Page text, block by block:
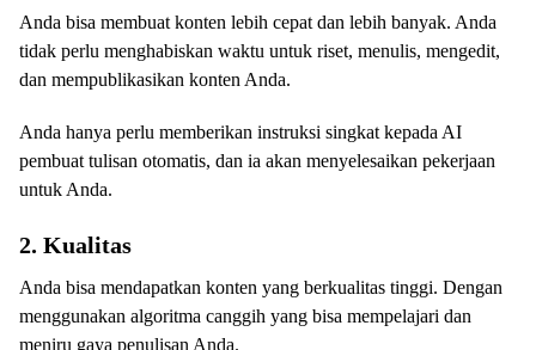
Anda bisa membuat konten lebih cepat dan lebih banyak. Anda
tidak perlu menghabiskan waktu untuk riset, menulis, mengedit,
dan mempublikasikan konten Anda.
Anda hanya perlu memberikan instruksi singkat kepada AI
pembuat tulisan otomatis, dan ia akan menyelesaikan pekerjaan
untuk Anda.
2. Kualitas
Anda bisa mendapatkan konten yang berkualitas tinggi. Dengan
menggunakan algoritma canggih yang bisa mempelajari dan
meniru gaya penulisan Anda.